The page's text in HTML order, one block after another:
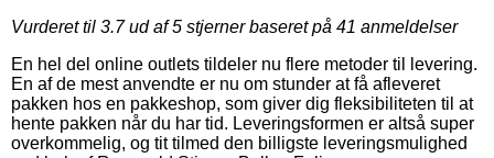
Vurderet til 3.7ud af 5 stjerner baseret på 41 anmeldelser
En hel del online outlets tildeler nu flere metoder til levering.
En af de mest anvendte er nu om stunder at få afleveret
pakken hos en pakkeshop, som giver dig fleksibiliteten til at
hente pakken når du har tid. Leveringsformen er altså super
overkommelig, og tit tilmed den billigste leveringsmulighed